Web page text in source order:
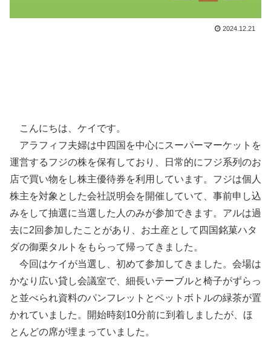
2024.12.21
こんにちは、ケイです。
アラフィフ夫婦は中四国を中心にスーパーマーケットを
運営するフジの株を保有しており、日常的にフジ系列のお
店で買い物をし株主優待券を利用しています。フジは個人
株主を対象とした会社説明会を開催していて、事前申し込
みをして抽選に当選した人のみが参加できます。アルは過
去に2回参加したことがあり、お土産として四国銘菓ハタ
ダの御栗タルトをもらって帰ってきました。
今回はケイが当選し、初めて参加してきました。会場は
かなり広い貸し会議室で、細長いテーブルと椅子がずらっ
と並べられ資料のパンフレットとペットボトルの緑茶が置
かれていました。開始時刻10分前に到着しましたが、ほ
とんどの席が埋まっていました。